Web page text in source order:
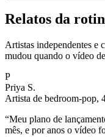
Relatos da
Artistas independentes e
mudou quando o vídeo
P
Priya S.
Artista de bedroom-pop,
“Meu plano de
mês, e por anos o vídeo